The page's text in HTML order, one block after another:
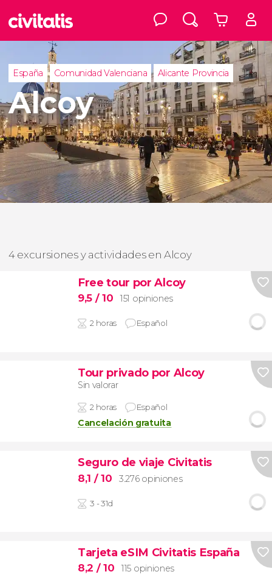
España Comunidad Valenciana Alicante Provincia
Alcoy
4 excursiones y actividades en Alcoy
Free tour por Alcoy
9,5 / 10 151 opiniones
2 horas Español
Tour privado por Alcoy
Sin valorar
2 horas Español
Cancelación gratuita
Seguro de viaje Civitatis
8,1 / 10 3.276 opiniones
3 - 31d
Tarjeta eSIM Civitatis España
8,2 / 10 115 opiniones